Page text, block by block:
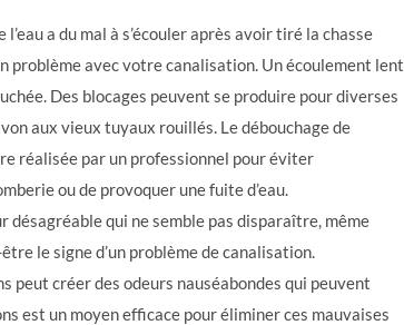
a du mal à s’écouler après avoir tiré la chasse
problème avec votre canalisation. Un écoulement lent
Des blocages peuvent se produire pour diverses
aux vieux tuyaux rouillés. Le débouchage de
réalisée par un professionnel pour éviter
ou de provoquer une fuite d’eau.
désagréable qui ne semble pas disparaître, même
le signe d’un problème de canalisation.
peut créer des odeurs nauséabondes qui peuvent
est un moyen efficace pour éliminer ces mauvaises